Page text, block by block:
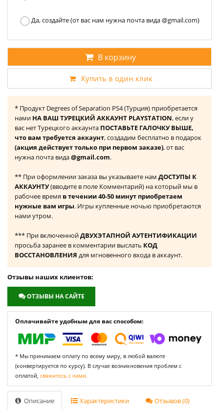
Да, создайте (от вас нам нужна почта вида @gmail.com)
В корзину
Купить в один клик
* Продукт Degrees of Separation PS4 (Турция) приобретается
нами НА ВАШ ТУРЕЦКИЙ АККАУНТ PLAYSTATION, если у
вас нет Турецкого аккаунта ПОСТАВЬТЕ ГАЛОЧКУ ВЫШЕ,
что вам требуется аккаунт, создадим бесплатно в подарок
(акция действует только при первом заказе), от вас
нужна почта вида@gmail.com.
** При оформлении заказа вы указываете нам ДОСТУПЫ К
АККАУНТУ(вводите в поле Комментарий) на который мы в
рабочее время в течении 40-50 минут приобретаем
нужные вам игры. Игры купленные ночью приобретаются
нами утром.
*** При включеннойДВУХЭТАПНОЙ АУТЕНТИФИКАЦИИ
просьба заранее в комментарии выслать КОД
ВОССТАНОВЛЕНИЯ для мгновенного входа в аккаунт.
Отзывы наших клиентов:
ОТЗЫВЫ НА САЙТЕ
Оплачивайте удобным для вас способом:
* Мы принимаем оплату по всему миру, в любой валюте
(конвертируется по курсу). В случае возникновения проблем с
оплатой, свяжитесь с нами.
Описание Характеристики Отзывов (0)